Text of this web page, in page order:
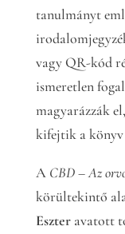
tanulmányt
vagy QR-kód
ismeretlen
magyarázzák
kifejtik a könyv
A CBD – Az
körültekintő
Eszteravatott